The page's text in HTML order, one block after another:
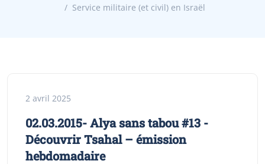
Service militaire (et civil) en Israël
2 avril 2025
02.03.2015- Alya sans tabou #13 -
Découvrir Tsahal – émission
hebdomadaire